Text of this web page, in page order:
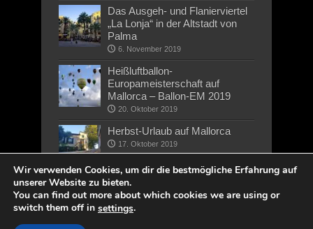
Das Ausgeh- und Flanierviertel
„La Lonja“ in der Altstadt von
Palma
6. November 2019
Heißluftballon-
Europameisterschaft auf
Mallorca – Ballon-EM 2019
20. Oktober 2019
Herbst-Urlaub auf Mallorca
17. Oktober 2019
Wir verwenden Cookies, um dir die bestmögliche Erfahrung auf
unserer Website zu bieten.
You can find out more about which cookies we are using or
switch them off in settings.